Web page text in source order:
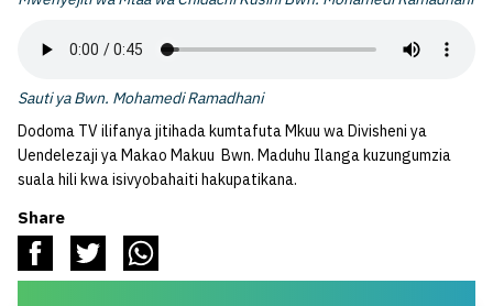
Sauti ya Bwn. Mohamedi Ramadhani
Dodoma TV ilifanya jitihada kumtafuta Mkuu wa Divisheni ya
Uendelezaji ya Makao Makuu Bwn. Maduhu Ilanga kuzungumzia
suala hili kwa isivyobahaiti hakupatikana.
Share